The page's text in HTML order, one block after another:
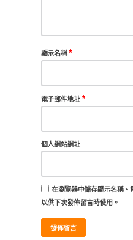
顯示名稱 *
電子郵件地址 *
個人網站網址
在瀏覽器中儲存顯示名稱、
以供下次發佈留言時使用。